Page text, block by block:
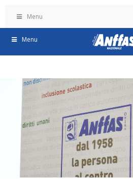
Menu
Menu